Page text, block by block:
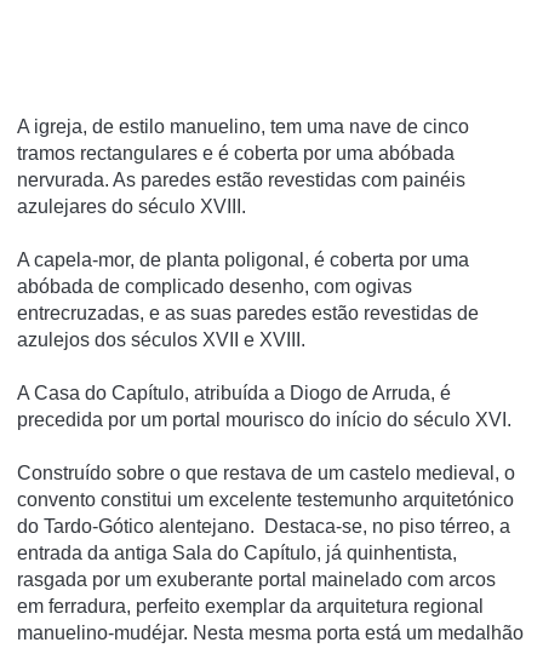
A igreja, de estilo manuelino, tem uma nave de cinco
tramos rectangulares e é coberta por uma abóbada
nervurada. As paredes estão revestidas com painéis
azulejares do século XVIII.
A capela-mor, de planta poligonal, é coberta por uma
abóbada de complicado desenho, com ogivas
entrecruzadas, e as suas paredes estão revestidas de
azulejos dos séculos XVII e XVIII.
A Casa do Capí­tulo, atribuí­da a Diogo de Arruda, é
precedida por um portal mourisco do iní­cio do século XVI.
Construído sobre o que restava de um castelo medieval, o
convento constitui um excelente testemunho arquitetónico
do Tardo-Gótico alentejano. Destaca-se, no piso térreo, a
entrada da antiga Sala do Capítulo, já quinhentista,
rasgada por um exuberante portal mainelado com arcos
em ferradura, perfeito exemplar da arquitetura regional
manuelino-mudéjar. Nesta mesma porta está um medalhão